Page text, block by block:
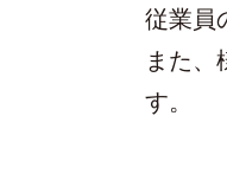
従業員
また、
す。